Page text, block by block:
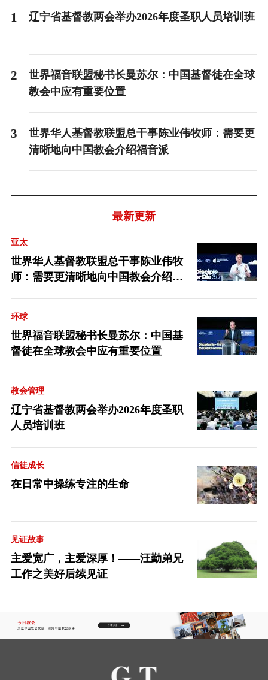
1 辽宁省基督教两会举办2026年度圣职人员培训班
2
世界福音联盟秘书长曼苏尔：中国基督徒在全球
教会中应有重要位置
3
世界华人基督教联盟总干事陈业伟牧师：需要更
清晰地向中国教会介绍福音派
最新更新
亚太
世界华人基督教联盟总干事陈业伟牧
师：需要更清晰地向中国教会介绍福
环球
世界福音联盟秘书长曼苏尔：中国基
督徒在全球教会中应有重要位置
教会管理
辽宁省基督教两会举办2026年度圣职
人员培训班
信徒成长
在日常中操练专注的生命
见证故事
主爱宽广，主爱深厚！——汪勤弟兄
工作之美好后续见证